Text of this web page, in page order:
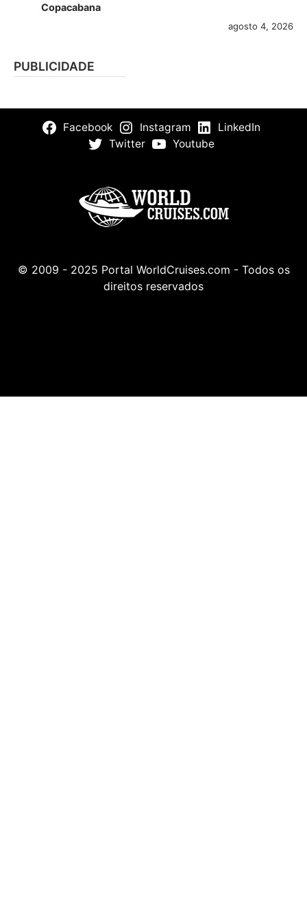
Copacabana
agosto 4, 2026
PUBLICIDADE
Facebook Instagram
LinkedIn
Twitter
Youtube
© 2009 - 2025 Portal WorldCruises.com - Todos os
direitos reservados